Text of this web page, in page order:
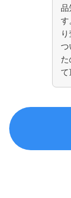
品
す
つ
た
て